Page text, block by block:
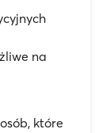
na
które